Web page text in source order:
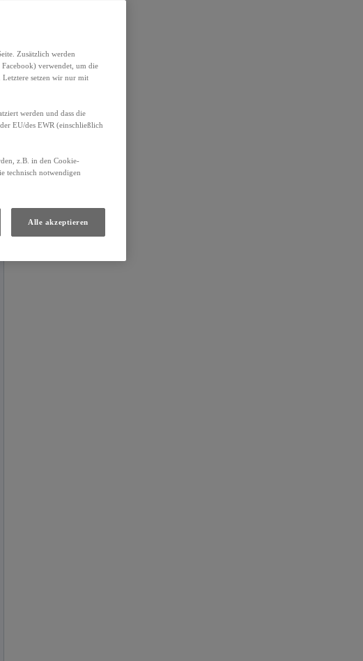
Zusätzlich werden
verwendet, um die
Letztere setzen wir nur mit
werden und dass die
EU/des EWR (einschließlich
z.B. in den Cookie-
technisch notwendigen
Alle akzeptieren